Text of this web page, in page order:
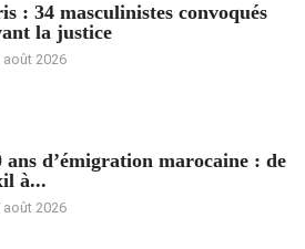
: 34 masculinistes convoqués
la justice
août 2026
ans d’émigration marocaine : de
à...
août 2026